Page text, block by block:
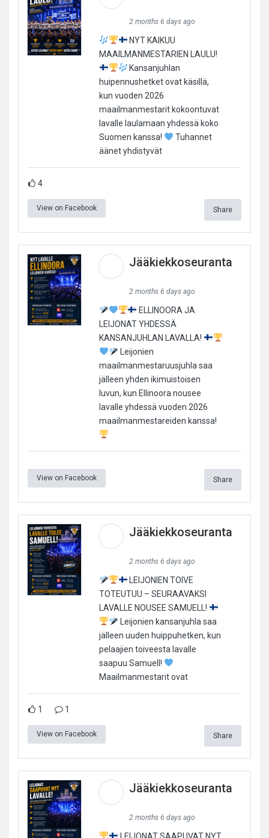
2 months 6 days ago
NYT KAIKUU
MAAILMANMESTARIEN LAULU!
Kansanjuhlan
huipennushetket ovat käsillä,
kun vuoden 2026
maailmanmestarit kokoontuvat
lavalle laulamaan yhdessä koko
Suomen kanssa!
Tuhannet
äänet yhdistyvät
4
View on Facebook Share
Jääkiekkoseuranta
2 months 6 days ago
ELLINOORA JA
LEIJONAT YHDESSÄ
KANSANJUHLAN LAVALLA!
Leijonien
maailmanmestaruusjuhla saa
jälleen yhden ikimuistoisen
luvun, kun Ellinoora nousee
lavalle yhdessä vuoden 2026
maailmanmestareiden kanssa!
View on Facebook Share
Jääkiekkoseuranta
2 months 6 days ago
LEIJONIEN TOIVE
TOTEUTUU – SEURAAVAKSI
LAVALLE NOUSEE SAMUELL!
Leijonien kansanjuhla saa
jälleen uuden huippuhetken, kun
pelaajien toiveesta lavalle
saapuu Samuell!
Maailmanmestarit ovat
1 1
View on Facebook Share
Jääkiekkoseuranta
2 months 6 days ago
LEIJONAT SAAPUVAT NYT